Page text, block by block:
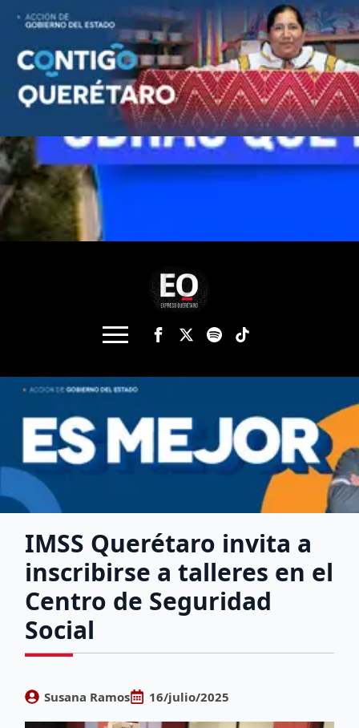
IMSS Querétaro invita a
inscribirse a talleres en el
Centro de Seguridad
Social
Susana Ramos 16/julio/2025